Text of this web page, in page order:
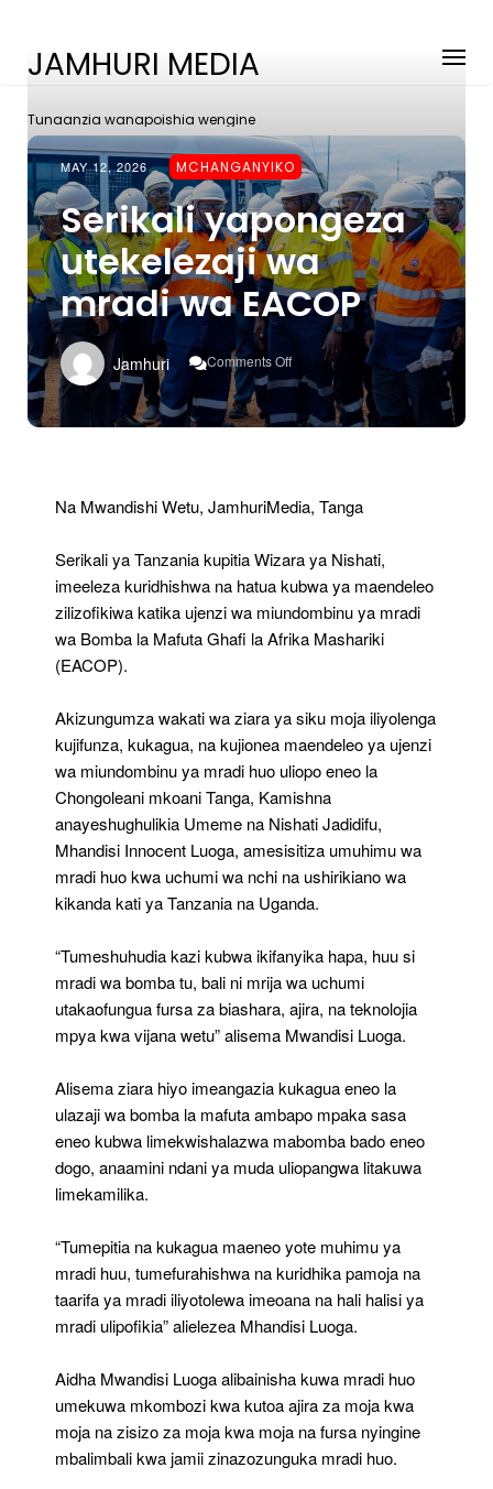
JAMHURI MEDIA
Tunaanzia wanapoishia wengine
MAY 12, 2026 MCHANGANYIKO
Serikali yapongeza
utekelezaji wa
mradi wa EACOP
Jamhuri Comments Off
Serikali
Yapongeza
Utekelezaji
EACOP
Na Mwandishi Wetu, JamhuriMedia, Tanga
Serikali ya Tanzania kupitia Wizara ya Nishati,
imeeleza kuridhishwa na hatua kubwa ya maendeleo
zilizofikiwa katika ujenzi wa miundombinu ya mradi
wa Bomba la Mafuta Ghafi la Afrika Mashariki
(EACOP).
Akizungumza wakati wa ziara ya siku moja iliyolenga
kujifunza, kukagua, na kujionea maendeleo ya ujenzi
wa miundombinu ya mradi huo uliopo eneo la
Chongoleani mkoani Tanga, Kamishna
anayeshughulikia Umeme na Nishati Jadidifu,
Mhandisi Innocent Luoga, amesisitiza umuhimu wa
mradi huo kwa uchumi wa nchi na ushirikiano wa
kikanda kati ya Tanzania na Uganda.
“Tumeshuhudia kazi kubwa ikifanyika hapa, huu si
mradi wa bomba tu, bali ni mrija wa uchumi
utakaofungua fursa za biashara, ajira, na teknolojia
mpya kwa vijana wetu” alisema Mwandisi Luoga.
Alisema ziara hiyo imeangazia kukagua eneo la
ulazaji wa bomba la mafuta ambapo mpaka sasa
eneo kubwa limekwishalazwa mabomba bado eneo
dogo, anaamini ndani ya muda uliopangwa litakuwa
limekamilika.
“Tumepitia na kukagua maeneo yote muhimu ya
mradi huu, tumefurahishwa na kuridhika pamoja na
taarifa ya mradi iliyotolewa imeoana na hali halisi ya
mradi ulipofikia” alielezea Mhandisi Luoga.
Aidha Mwandisi Luoga alibainisha kuwa mradi huo
umekuwa mkombozi kwa kutoa ajira za moja kwa
moja na zisizo za moja kwa moja na fursa nyingine
mbalimbali kwa jamii zinazozunguka mradi huo.